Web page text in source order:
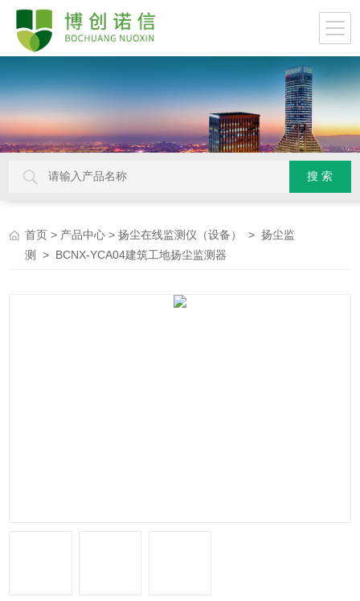
首页 > 产品中心 >扬尘在线监测仪（设备） >扬尘监
测
> BCNX-YCA04建筑工地扬尘监测器